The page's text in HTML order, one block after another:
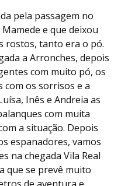
pela passagem no
e que deixou
rostos, tanto era o pó.
a Arronches, depois
com muito pó, os
os sorrisos e a
Inês e Andreia as
com muita
a situação. Depois
espanadores, vamos
na chegada Vila Real
que se prevê muito